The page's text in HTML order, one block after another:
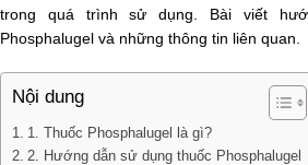
trong quá trình sử dụng. Bài viết
Phosphalugel và những thông tin liên quan.
Nội dung
1. Thuốc Phosphalugel là gì?
2. Hướng dẫn sử dụng thuốc Phosphalugel